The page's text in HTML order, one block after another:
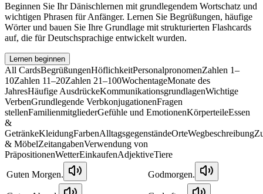
Beginnen Sie Ihr Dänischlernen mit grundlegendem Wortschatz und
wichtigen Phrasen für Anfänger. Lernen Sie Begrüßungen, häufige
Wörter und bauen Sie Ihre Grundlage mit strukturierten Flashcards
auf, die für Deutschsprachige entwickelt wurden.
Lernen beginnen
All CardsBegrüßungenHöflichkeitPersonalpronomenZahlen 1–
10Zahlen 11–20Zahlen 21–100WochentageMonate des
JahresHäufige AusdrückeKommunikationsgrundlagenWichtige
VerbenGrundlegende VerbkonjugationenFragen
stellenFamilienmitgliederGefühle und EmotionenKörperteileEssen
&
GetränkeKleidungFarbenAlltagsgegenständeOrteWegbeschreibung
& MöbelZeitangabenVerwendung von
PräpositionenWetterEinkaufenAdjektiveTiere
Guten Morgen.
Godmorgen.